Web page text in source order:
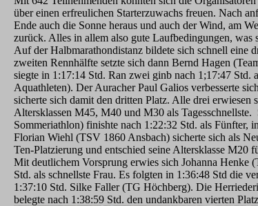
über einen erfreulichen Starterzuwachs freuen. Nach
Ende auch die Sonne heraus und auch der Wind, am
zurück. Alles in allem also gute Laufbedingungen, was
Auf der Halbmarathondistanz bildete sich schnell eine
zweiten Rennhälfte setzte sich dann Bernd Hagen
siegte in 1:17:14 Std. Ran zwei ginb nach 1;17:47 Std.
Aquathleten). Der Auracher Paul Galios verbesserte
sicherte sich damit den dritten Platz. Alle drei erwiesen
Altersklassen M45, M40 und M30 als
Sommeriathlon) finishte nach 1:22:32 Std. als Fünfter,
Florian Wiehl (TSV 1860 Ansbach) sicherte sich als
Ten-Platzierung und entschied seine Altersklasse M20
Mit deutlichem Vorsprung erwies sich Johanna Henke
Std. als schnellste Frau. Es folgten in 1:36:48 Std die
1:37:10 Std. Silke Faller (TG Höchberg). Die
belegte nach 1:38:59 Std. den undankbaren vierten